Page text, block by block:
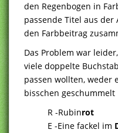
den Regenbogen in
passende Titel aus
den Farbbeitrag
Das Problem war
viele doppelte
passen wollten, weder
bisschen geschummelt
R -Rubinrot
E -Eine fackel im